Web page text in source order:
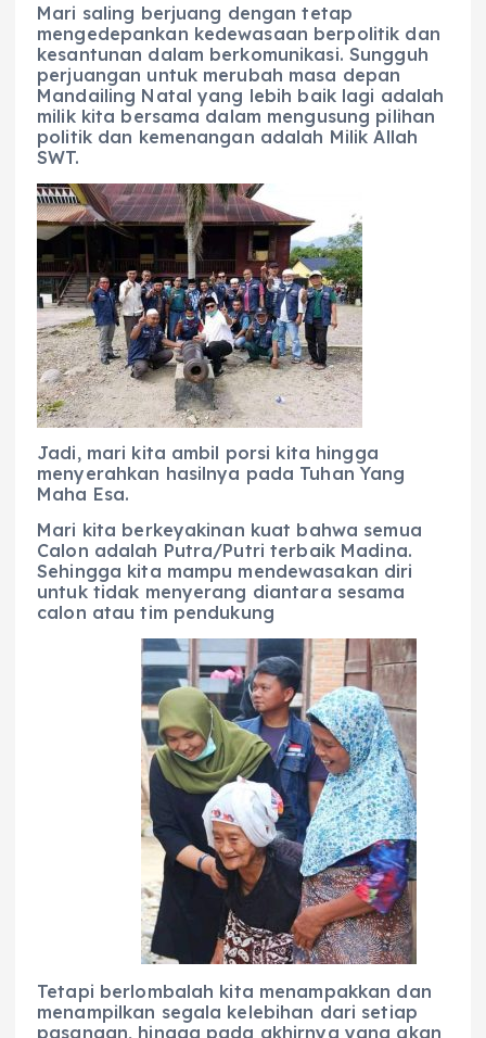
Mari saling berjuang dengan tetap
mengedepankan kedewasaan berpolitik dan
kesantunan dalam berkomunikasi. Sungguh
perjuangan untuk merubah masa depan
Mandailing Natal yang lebih baik lagi adalah
milik kita bersama dalam mengusung pilihan
politik dan kemenangan adalah Milik Allah
SWT.
Jadi, mari kita ambil porsi kita hingga
menyerahkan hasilnya pada Tuhan Yang
Maha Esa.
Mari kita berkeyakinan kuat bahwa semua
Calon adalah Putra/Putri terbaik Madina.
Sehingga kita mampu mendewasakan diri
untuk tidak menyerang diantara sesama
calon atau tim pendukung
Tetapi berlombalah kita menampakkan dan
menampilkan segala kelebihan dari setiap
pasangan, hingga pada akhirnya yang akan